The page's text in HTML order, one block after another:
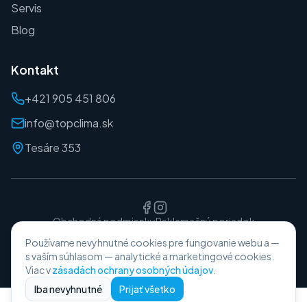
Servis
Blog
Kontakt
+421 905 451 806
info@topclima.sk
Tesáre 353
Obchodné podmienkyReklamačný poriadok
©2026TopClima. Všetky práva vyhradené.
Používame nevyhnutné cookies pre fungovanie webu a —
s vaším súhlasom — analytické a marketingové cookies.
Viac vzásadách ochrany osobných údajov.
Iba nevyhnutné
Prijať všetko